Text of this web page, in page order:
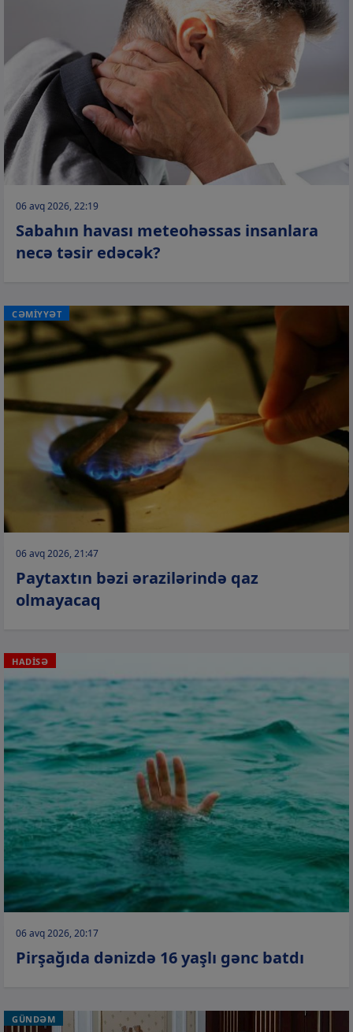
06 avq 2026, 22:19
Sabahın havası meteohəssas insanlara
necə təsir edəcək?
CƏMİYYƏT
06 avq 2026, 21:47
Paytaxtın bəzi ərazilərində qaz
olmayacaq
HADİSƏ
06 avq 2026, 20:17
Pirşağıda dənizdə 16 yaşlı gənc batdı
GÜNDƏM